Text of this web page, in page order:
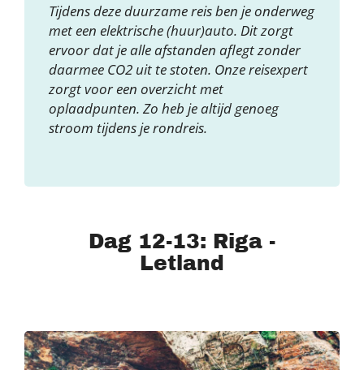
Tijdens deze duurzame reis ben je onderweg
met een elektrische (huur)auto. Dit zorgt
ervoor dat je alle afstanden aflegt zonder
daarmee CO2 uit te stoten. Onze reisexpert
zorgt voor een overzicht met
oplaadpunten. Zo heb je altijd genoeg
stroom tijdens je rondreis.
Dag 12-13: Riga -
Letland